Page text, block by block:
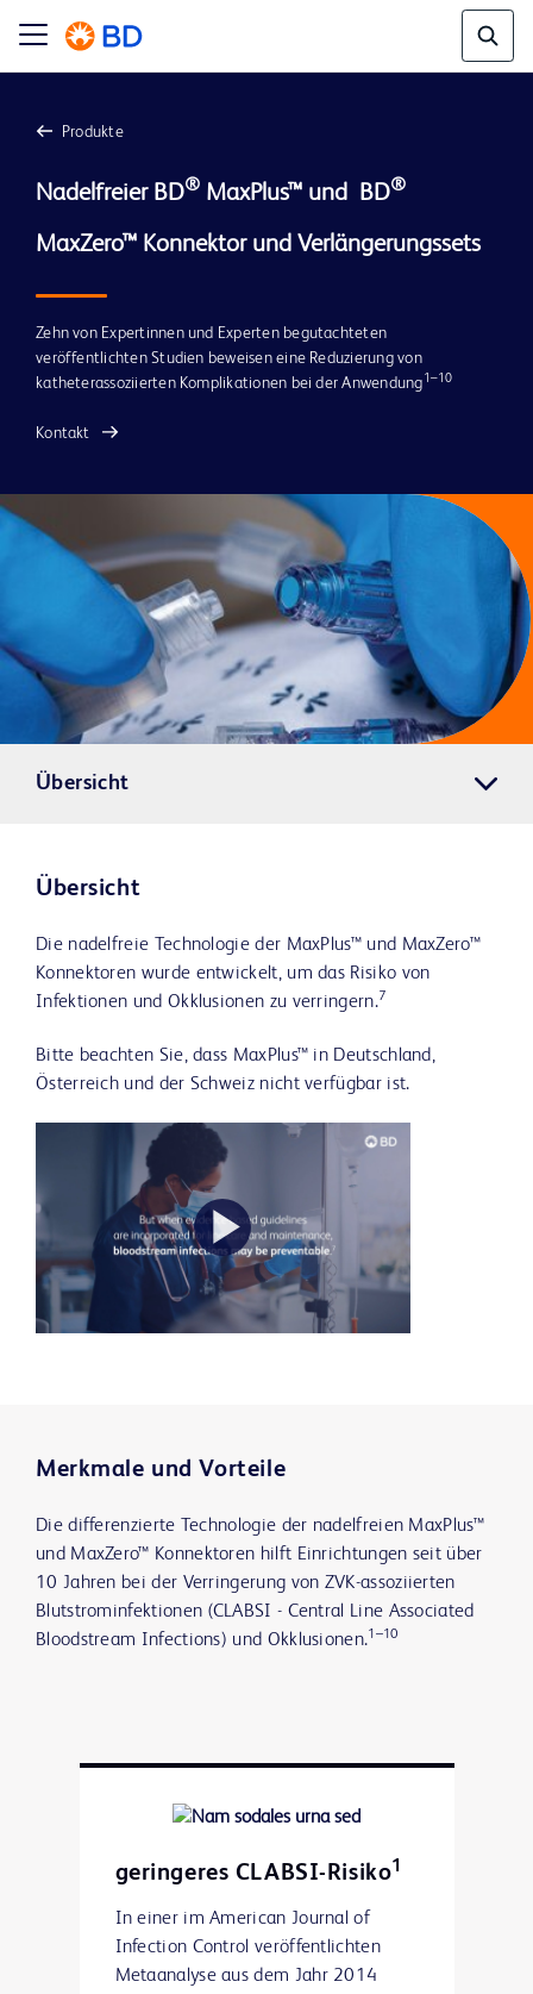
Produkte
Nadelfreier BD® MaxPlus™ und  BD®
Zehn von Expertinnen und Experten begutachteten
veröffentlichten Studien beweisen eine Reduzierung von
katheterassoziierten Komplikationen bei der Anwendung 1–10
Kontakt
Übersicht
Übersicht
Die nadelfreie Technologie der MaxPlus™ und MaxZero™
Konnektoren wurde entwickelt, um das Risiko von
Infektionen und Okklusionen zu verringern.7
Bitte beachten Sie, dass MaxPlus™ in Deutschland,
Österreich und der Schweiz nicht verfügbar ist.
Play
Merkmale und Vorteile
Die differenzierte Technologie der nadelfreien MaxPlus™
und MaxZero™ Konnektoren hilft Einrichtungen seit über
10 Jahren bei der Verringerung von ZVK-assoziierten
Blutstrominfektionen (CLABSI - Central Line Associated
Bloodstream Infections) und Okklusionen.1–10
geringeres CLABSI-Risiko1
In einer im American Journal of
Infection Control veröffentlichten
Metaanalyse aus dem Jahr 2014